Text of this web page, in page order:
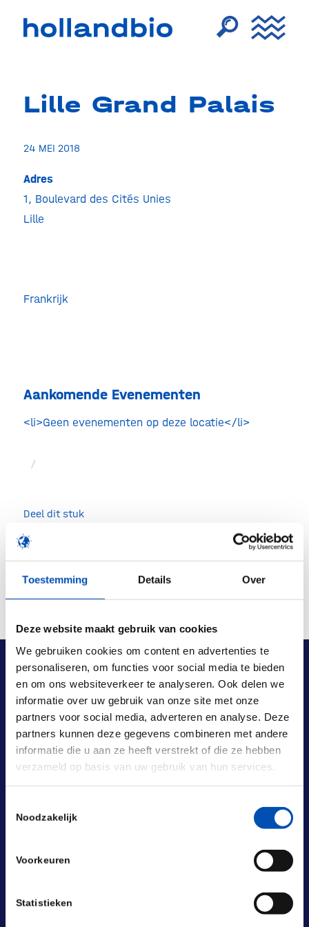
Toestemming Details Over
Deze website maakt gebruik van cookies
We gebruiken cookies om content en advertenties te
personaliseren, om functies voor social media te bieden
en om ons websiteverkeer te analyseren. Ook delen we
informatie over uw gebruik van onze site met onze
partners voor social media, adverteren en analyse. Deze
partners kunnen deze gegevens combineren met andere
informatie die u aan ze heeft verstrekt of die ze hebben
verzameld op basis van uw gebruik van hun services.
Noodzakelijk
Voorkeuren
Statistieken
Lille Grand Palais
24 MEI 2018
Adres
1, Boulevard des Cités Unies
Lille
Frankrijk
Aankomende Evenementen
<li>Geen evenementen op deze locatie</li>
/
Deel dit stuk